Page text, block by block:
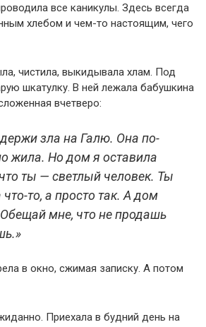
все каникулы. Здесь всегда
хлебом и чем-то настоящим, чего
чистила, выкидывала хлам. Под
шкатулку. В ней лежала бабушкина
вчетверо:
зла на Галю. Она по-
жила. Но дом я оставила
ты — светлый человек. Ты
то, а просто так. А дом
мне, что не продашь
в окно, сжимая записку. А потом
Приехала в будний день на